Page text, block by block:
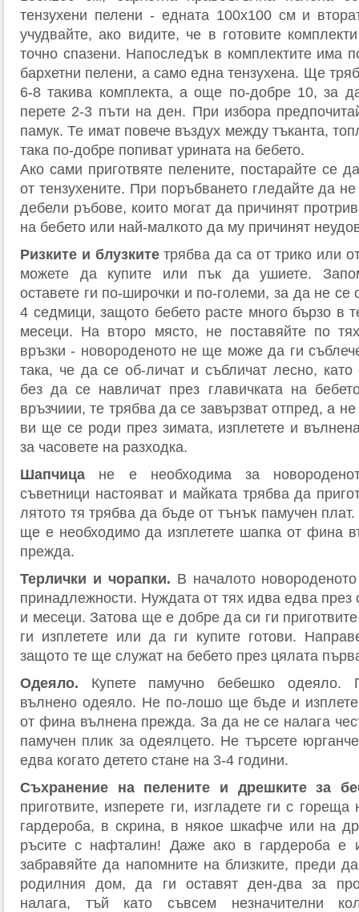
тензухени пелени - едната 100x100 см и
учудвайте, ако видите, че в готовите
точно спазени. Напоследък в комплектите има
бархетни пелени, а само една тензухена. Ще
6-8 такива комплекта, а още по-добре 10, за
перете 2-3 пъти на ден. При избора
памук. Те имат повече въздух между тъканта,
така по-добре попиват урината на бебето.
Ако сами приготвяте пелените, постарайте се
от тензухените. При поръбването гледайте да
дебели ръбове, които могат да причинят
на бебето или най-малкото да му причинят
Ризките и блузкитетрябва да са от трико или
можете да купите или пък да ушиете.
оставете ги по-широчки и по-големи, за да не се
4 седмици, защото бебето расте много бързо в
месеци. На второ място, не поставяйте по
връзки - новороденото не ще може да ги
така, че да се об-личат и събличат лесно,
без да се навличат през главичката на
връзчиии, те трябва да се завързват отпред, а
ви ще се роди през зимата, изплетете и
за часовете на разходка.
Шапчица не е необходима за
съветници настояват и майката трябва да
лятото тя трябва да бъде от тънък памучен
ще е необходимо да изплетете шапка от фина
прежда.
Терлички и чорапки. В началото
принадлежности. Нуждата от тях идва едва
и месеци. Затова ще е добре да си ги
ги изплетете или да ги купите готови.
защото те ще служат на бебето през цялата
Одеяло. Купете памучно бебешко одеяло.
вълнено одеяло. Не по-лошо ще бъде и
от фина вълнена прежда. За да не се налага
памучен плик за одеялцето. Не търсете
едва когато детето стане на 3-4 години.
Съхранение на пелените и дрешките за
приготвите, изперете ги, изгладете ги с
гардероба, в скрина, в някое шкафче или на
ръсите с нафталин! Даже ако в гардероба е
забравяйте да напомните на близките, преди
родилния дом, да ги оставят ден-два за
налага, тъй като съвсем незначителни